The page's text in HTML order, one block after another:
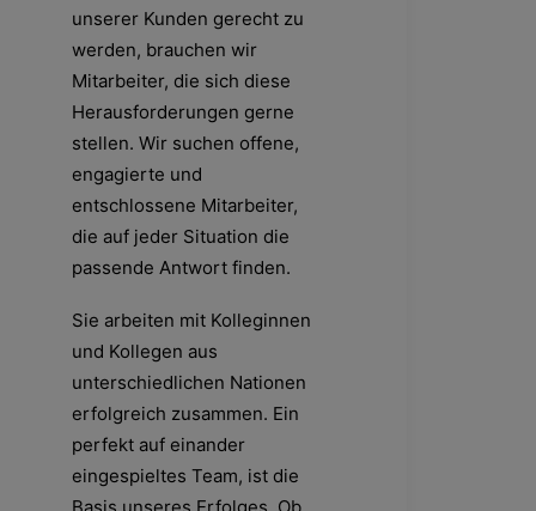
unserer Kunden gerecht zu
werden, brauchen wir
Mitarbeiter, die sich diese
Herausforderungen gerne
stellen. Wir suchen offene,
engagierte und
entschlossene Mitarbeiter,
die auf jeder Situation die
passende Antwort finden.
Sie arbeiten mit Kolleginnen
und Kollegen aus
unterschiedlichen Nationen
erfolgreich zusammen. Ein
perfekt auf einander
eingespieltes Team, ist die